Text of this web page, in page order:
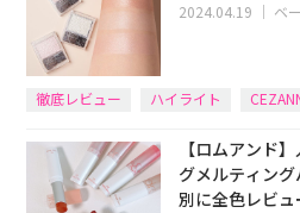
2024.04.19 ｜ ベ
徹底レビュー ハイライト
【ロムアンド
グメルティン
別に全色レビュ